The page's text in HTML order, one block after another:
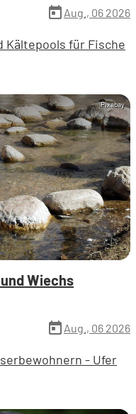
today Aug., 06 2026
Kältepools für Fische
Pixabay
Wiechs
today Aug., 06 2026
- Ufer